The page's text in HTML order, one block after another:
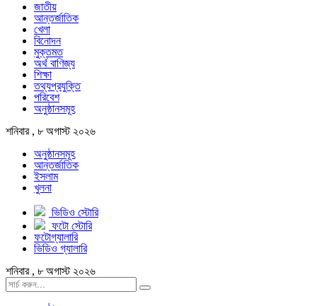
জাতীয়
আন্তর্জাতিক
খেলা
বিনোদন
মুক্তমত
অর্থ বাণিজ্য
শিক্ষা
তথ্যপ্রযুক্তি
পরিবেশ
অনুষ্ঠানসমূহ
শনিবার , ৮ অগাস্ট ২০২৬
অনুষ্ঠানসমূহ
আন্তর্জাতিক
ইসলাম
খুলনা
ভিডিও স্টোরি
ফটো স্টোরি
ফটোগ্যালারি
ভিডিও গ্যালারি
শনিবার , ৮ অগাস্ট ২০২৬